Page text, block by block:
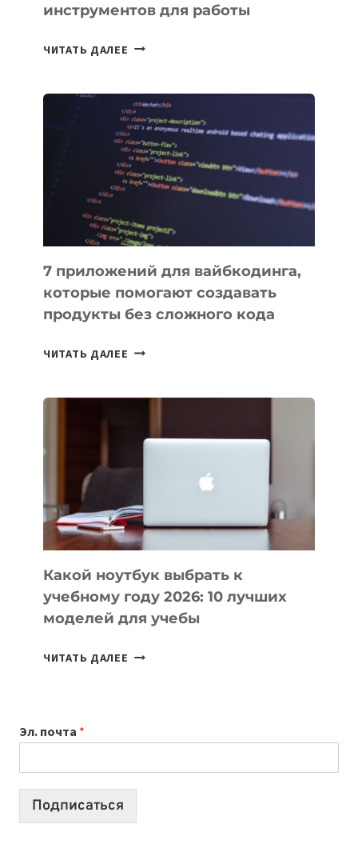
инструментов для работы
ЧИТАТЬ ДАЛЕЕ ТАСК-
ПОЛЕЗНЫХ
ИНСТРУМЕНТОВ
ДЛЯ
РАБОТЫ
7 приложений для вайбкодинга,
которые помогают создавать
продукты без сложного кода
ЧИТАТЬ ДАЛЕЕ 7
ПОМОГАЮТ
СОЗДАВАТЬ
БЕЗ
СЛОЖНОГО
КОДА
Какой ноутбук выбрать к
учебному году 2026: 10 лучших
моделей для учебы
ЧИТАТЬ ДАЛЕЕ КАКОЙ
2026:
10
Эл. почта *
Подписаться